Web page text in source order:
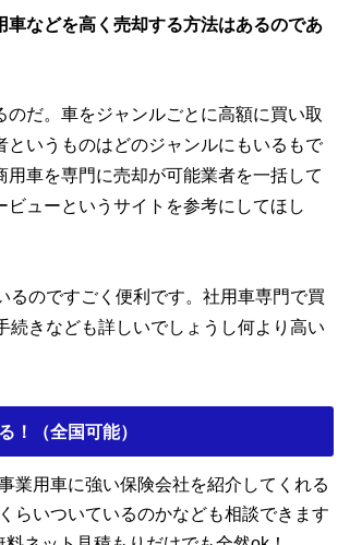
車などを高く売却する方法はあるのであ
のだ。車をジャンルごとに高額に買い取
というものはどのジャンルにもいるもで
用車を専門に売却が可能業者を一括して
ビューというサイトを参考にしてほし
るのですごく便利です。社用車専門で買
続きなども詳しいでしょうし何より高い
！（全国可能）
業用車に強い保険会社を紹介してくれる
らいついているのかなども相談できます